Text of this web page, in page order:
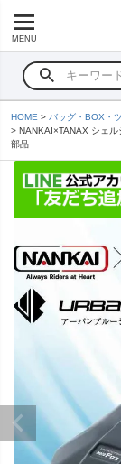
MENU
HOME
バッグ・BOX・
NANKAI×TANAX シェ
部品